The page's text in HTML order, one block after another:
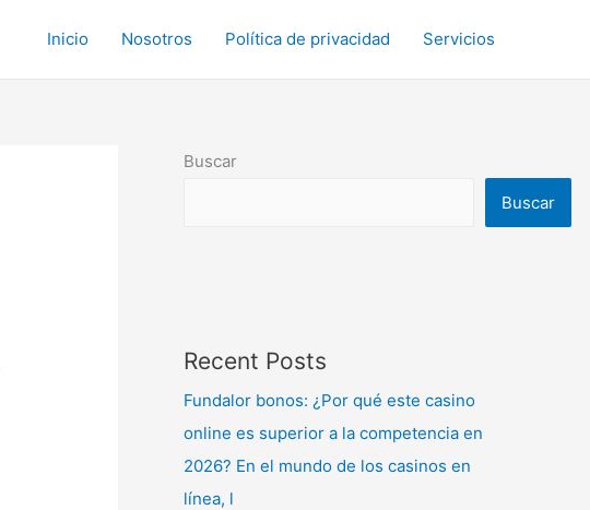
Inicio Nosotros Política de privacidad Servicios
Buscar
Buscar
Recent Posts
Fundalor bonos: ¿Por qué este casino
online es superior a la competencia en
2026? En el mundo de los casinos en
línea, l